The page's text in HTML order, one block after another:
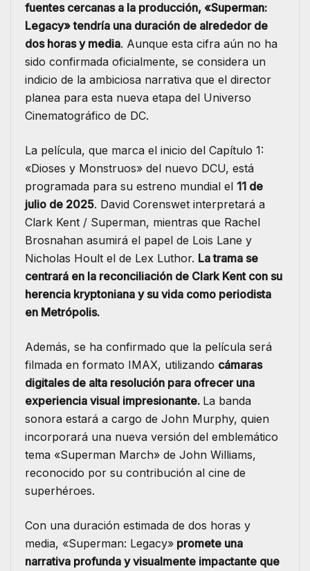
fuentes cercanas a la producción, «Superman:
Legacy» tendría una duración de alrededor de
dos horas y media. Aunque esta cifra aún no ha
sido confirmada oficialmente, se considera un
indicio de la ambiciosa narrativa que el director
planea para esta nueva etapa del Universo
Cinematográfico de DC.​
La película, que marca el inicio del Capítulo 1:
«Dioses y Monstruos» del nuevo DCU, está
programada para su estreno mundial el 11 de
julio de 2025. David Corenswet interpretará a
Clark Kent / Superman, mientras que Rachel
Brosnahan asumirá el papel de Lois Lane y
Nicholas Hoult el de Lex Luthor. La trama se
centrará en la reconciliación de Clark Kent con su
herencia kryptoniana y su vida como periodista
en Metrópolis.
Además, se ha confirmado que la película será
filmada en formato IMAX, utilizando cámaras
digitales de alta resolución para ofrecer una
experiencia visual impresionante. La banda
sonora estará a cargo de John Murphy, quien
incorporará una nueva versión del emblemático
tema «Superman March» de John Williams,
reconocido por su contribución al cine de
superhéroes.​
Con una duración estimada de dos horas y
media, «Superman: Legacy» promete una
narrativa profunda y visualmente impactante que